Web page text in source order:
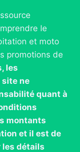
le
et moto
promotions de
les
ne
quant à
montants
et il est de
détails